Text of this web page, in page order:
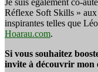
Réflexe Soft Skills »
inspirantes telles que
Hoarau.com.
Si vous souhaitez
invite à découvrir mon